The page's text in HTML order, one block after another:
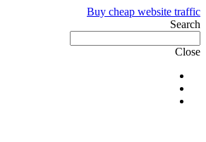
Buy cheap website traffic
Search
Close